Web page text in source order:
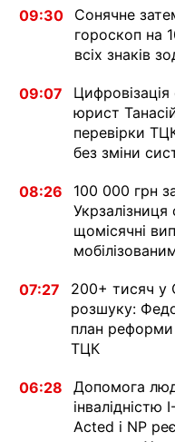
09:30
Сонячне
гороскоп на
всіх знаків
09:07
юрист
перевірки
без зміни
08:26
100 000 грн
Укрзалізниця
щомісячні
07:27
200+ тисяч у
розшуку:
план реформи
ТЦК
06:28
Допомога
інвалідністю
Acted і NP